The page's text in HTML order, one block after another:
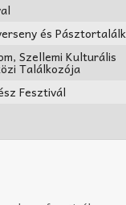
és
Szellemi Kulturális
Találkozója
Fesztivál